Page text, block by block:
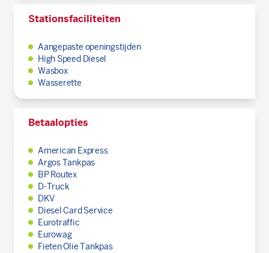
Stationsfaciliteiten
Aangepaste openingstijden
High Speed Diesel
Wasbox
Wasserette
Betaalopties
American Express
Argos Tankpas
BP Routex
D-Truck
DKV
Diesel Card Service
Eurotraffic
Eurowag
Fieten Olie Tankpas